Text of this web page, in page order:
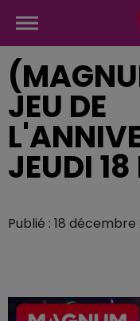
JEU DE
JEUDI 18
Publié : 18 décembre